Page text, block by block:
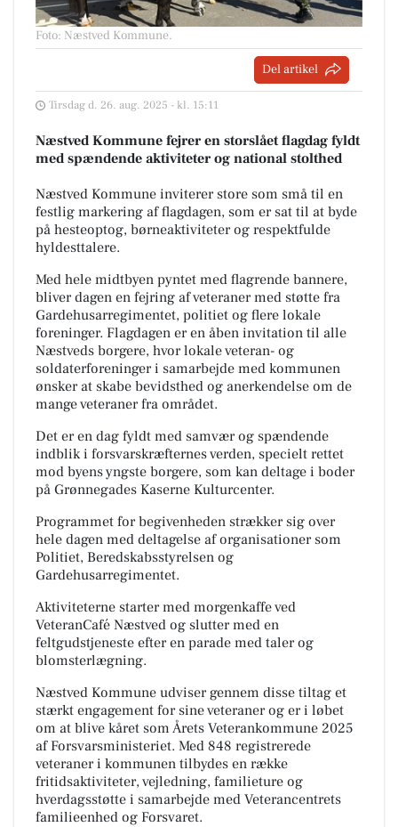
Foto: Næstved Kommune.
Del artikel
Tirsdag d. 26. aug. 2025 - kl. 15:11
Næstved Kommune fejrer en storslået flagdag fyldt
med spændende aktiviteter og national stolthed
Næstved Kommune inviterer store som små til en
festlig markering af flagdagen, som er sat til at byde
på hesteoptog, børneaktiviteter og respektfulde
hyldesttalere.
Med hele midtbyen pyntet med flagrende bannere,
bliver dagen en fejring af veteraner med støtte fra
Gardehusarregimentet, politiet og flere lokale
foreninger. Flagdagen er en åben invitation til alle
Næstveds borgere, hvor lokale veteran- og
soldaterforeninger i samarbejde med kommunen
ønsker at skabe bevidsthed og anerkendelse om de
mange veteraner fra området.
Det er en dag fyldt med samvær og spændende
indblik i forsvarskræfternes verden, specielt rettet
mod byens yngste borgere, som kan deltage i boder
på Grønnegades Kaserne Kulturcenter.
Programmet for begivenheden strækker sig over
hele dagen med deltagelse af organisationer som
Politiet, Beredskabsstyrelsen og
Gardehusarregimentet.
Aktiviteterne starter med morgenkaffe ved
VeteranCafé Næstved og slutter med en
feltgudstjeneste efter en parade med taler og
blomsterlægning.
Næstved Kommune udviser gennem disse tiltag et
stærkt engagement for sine veteraner og er i løbet
om at blive kåret som Årets Veterankommune 2025
af Forsvarsministeriet. Med 848 registrerede
veteraner i kommunen tilbydes en række
fritidsaktiviteter, vejledning, familieture og
hverdagsstøtte i samarbejde med Veterancentrets
familieenhed og Forsvaret.